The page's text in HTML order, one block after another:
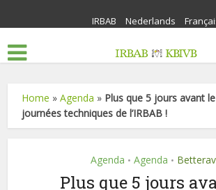
IRBAB Nederlands
Home »Agenda » Plus que 5 jours avant
journées techniques de l’IRBAB !
Agenda • Agenda •
Plus que 5 jours